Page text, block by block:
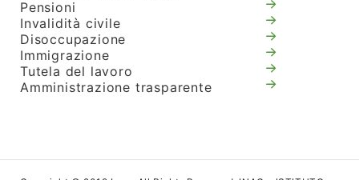
Pensioni
Invalidità civile
Disoccupazione
Immigrazione
Tutela del lavoro
Amministrazione trasparente